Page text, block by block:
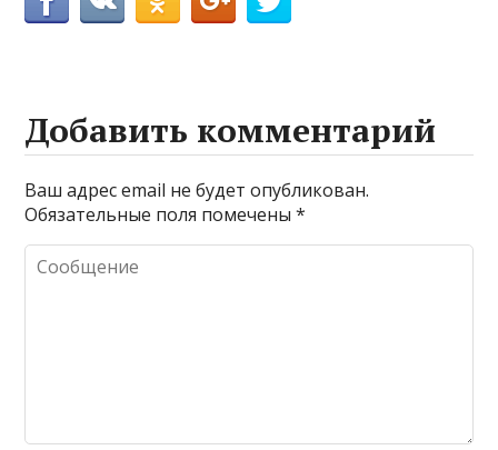
Добавить комментарий
Ваш адрес email не будет опубликован.
Обязательные поля помечены*